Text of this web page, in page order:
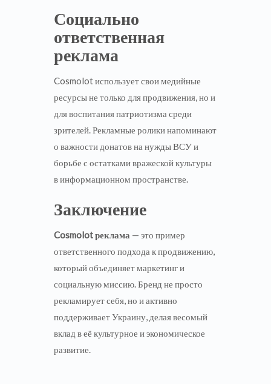
Социально
ответственная
реклама
Cosmolot использует свои медийные
ресурсы не только для продвижения, но и
для воспитания патриотизма среди
зрителей. Рекламные ролики напоминают
о важности донатов на нужды ВСУ и
борьбе с остатками вражеской культуры
в информационном пространстве.
Заключение
Cosmolot реклама — это пример
ответственного подхода к продвижению,
который объединяет маркетинг и
социальную миссию. Бренд не просто
рекламирует себя, но и активно
поддерживает Украину, делая весомый
вклад в её культурное и экономическое
развитие.